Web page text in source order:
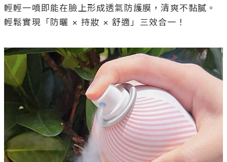
輕輕一噴即能在臉上形成透氣防護膜，清爽不黏膩。
輕鬆實現「防曬 × 持妝 × 舒適」三效合一！